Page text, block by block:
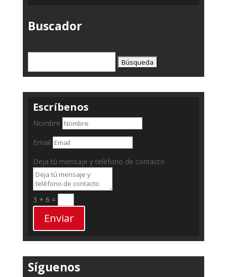
Buscador
Escríbenos
Nombre
Email
Deja tú mensaje y teléfono de contacto
3 + 6 =
Enviar
Síguenos